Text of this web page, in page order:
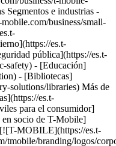
Segmentos e industrias -
business/small-
es.t-
pública](https://es.t-
safety) - [Educación]
- [Bibliotecas]
solutions/libraries) Más de
es.t-
para el consumidor]
socio de T-Mobile]
[![T-MOBILE](https://es.t-
tmobile/branding/logos/